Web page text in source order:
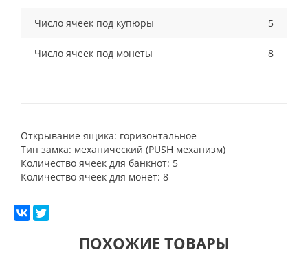
Число ячеек под купюры 5
Число ячеек под монеты 8
Открывание ящика: горизонтальное
Тип замка: механический (PUSH механизм)
Количество ячеек для банкнот: 5
Количество ячеек для монет: 8
ПОХОЖИЕ ТОВАРЫ